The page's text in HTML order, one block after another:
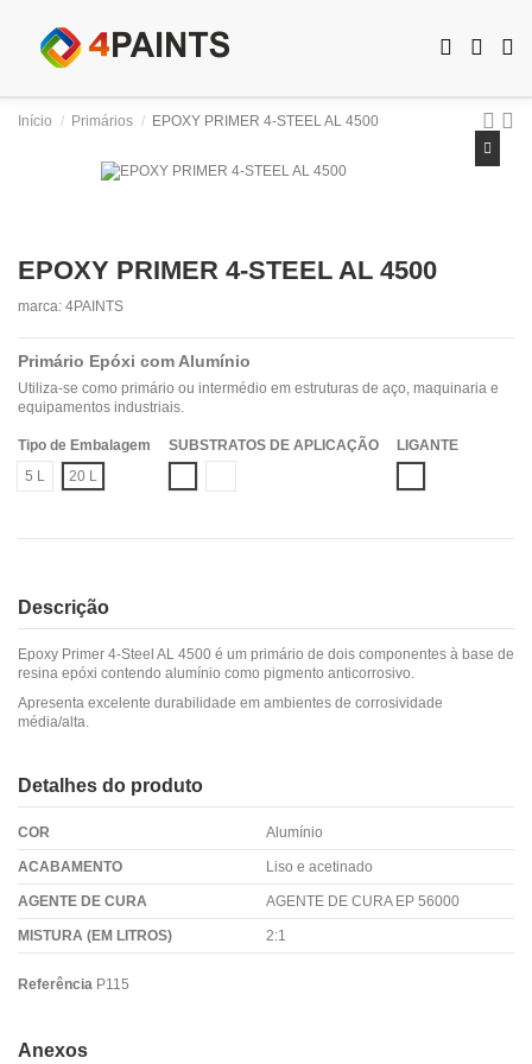
Início Primários EPOXY PRIMER 4-STEEL AL 4500
EPOXY PRIMER 4-STEEL AL 4500
marca: 4PAINTS
Primário Epóxi com Alumínio
Utiliza-se como primário ou intermédio em estruturas de aço, maquinaria e
equipamentos industriais.
Tipo de Embalagem
5 L
20 L
SUBSTRATOS DE APLICAÇÃO
LIGANTE
Descrição
Epoxy Primer 4-Steel AL 4500 é um primário de dois componentes à base de
resina epóxi contendo alumínio como pigmento anticorrosivo.
Apresenta excelente durabilidade em ambientes de corrosividade
média/alta.
Detalhes do produto
COR Alumínio
ACABAMENTO Liso e acetinado
AGENTE DE CURA AGENTE DE CURA EP 56000
MISTURA (EM LITROS) 2:1
Referência P115
Anexos